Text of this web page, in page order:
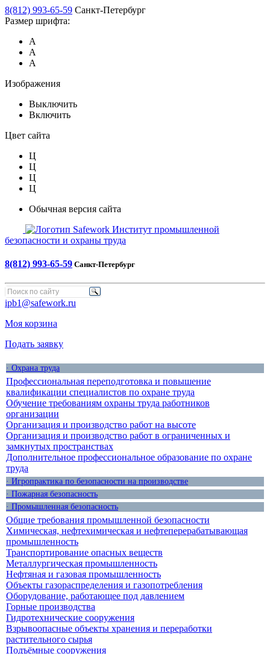
8(812) 993-65-59 Санкт-Петербург
Размер шрифта:
А
А
А
Изображения
Выключить
Включить
Цвет сайта
Ц
Ц
Ц
Ц
Обычная версия сайта
Safework Институт промышленной
безопасности и охраны труда
8(812) 993-65-59 Санкт-Петербург
ipb1@safework.ru
Моя корзина
Подать заявку
· Охрана труда
Профессиональная переподготовка и повышение
квалификации специалистов по охране труда
Обучение требованиям охраны труда работников
организации
Организация и производство работ на высоте
Организация и производство работ в ограниченных и
замкнутых пространствах
Дополнительное профессиональное образование по охране
труда
· Игропрактика по безопасности на производстве
· Пожарная безопасность
· Промышленная безопасность
Общие требования промышленной безопасности
Химическая, нефтехимическая и нефтеперерабатывающая
промышленность
Транспортирование опасных веществ
Металлургическая промышленность
Нефтяная и газовая промышленность
Объекты газораспределения и газопотребления
Оборудование, работающее под давлением
Горные производства
Гидротехнические сооружения
Взрывоопасные объекты хранения и переработки
растительного сырья
Подъёмные сооружения